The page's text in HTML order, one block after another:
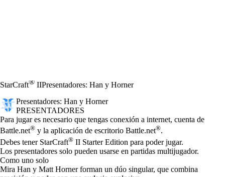
StarCraft® IIPresentadores: Han y Horner
Presentadores: Han y Horner
PRESENTADORES
Precio
Available actions
Para jugar es necesario que tengas conexión a internet, cuenta de
Battle.net® y la aplicación de escritorio Battle.net®.
Debes tener StarCraft® II Starter Edition para poder jugar.
Los presentadores solo pueden usarse en partidas multijugador.
Como uno solo
Mira Han y Matt Horner forman un dúo singular, que combina